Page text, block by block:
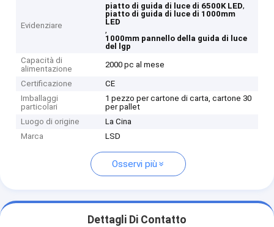
Evidenziare
piatto di guida di luce di 6500K LED,
piatto di guida di luce di 1000mm
LED
,
1000mm pannello della guida di luce
del lgp
Capacità di
alimentazione
2000 pc al mese
Certificazione
CE
Imballaggi
particolari
1 pezzo per cartone di carta, cartone 30
per pallet
Luogo di origine
La Cina
Marca
LSD
Osservi più
Dettagli Di Contatto